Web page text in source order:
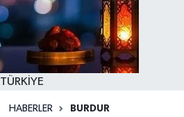
TÜRKİYE
HABERLER BURDUR